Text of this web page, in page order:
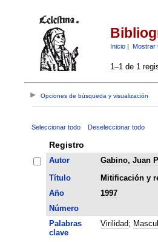
Inicio| Mostrar
1–1 de 1
Opciones de búsqueda y visualización
Seleccionar todo Deseleccionar todo
Registro
Autor
Gabino, Juan
Título
Mitificación y
Año
1997
Número
Palabras
clave
Virilidad;